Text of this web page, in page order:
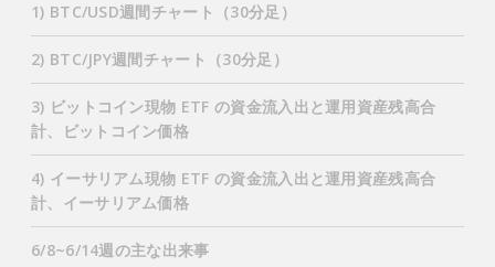
1) BTC/USD週間チャート（30分足）
2) BTC/JPY週間チャート（30分足）
3) ビットコイン現物 ETF の資金流入出と運用資産残高合
計、ビットコイン価格
4) イーサリアム現物 ETF の資金流入出と運用資産残高合
計、イーサリアム価格
6/8~6/14週の主な出来事